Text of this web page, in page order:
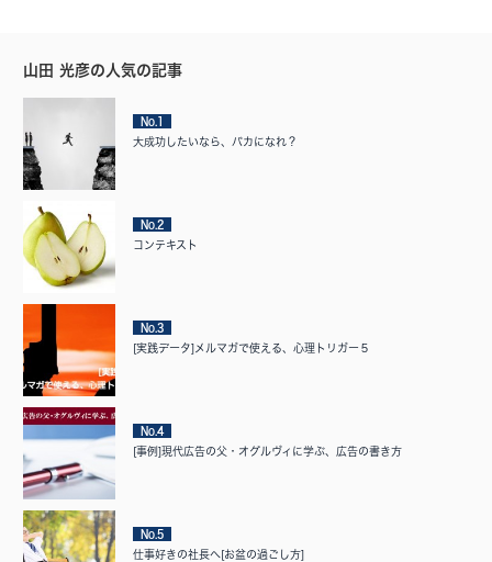
山田 光彦の人気の記事
No.1
大成功したいなら、バカになれ？
No.2
コンテキスト
No.3
[実践データ]メルマガで使える、心理トリガー５
No.4
[事例]現代広告の父・オグルヴィに学ぶ、広告の書き方
No.5
仕事好きの社長へ[お盆の過ごし方]